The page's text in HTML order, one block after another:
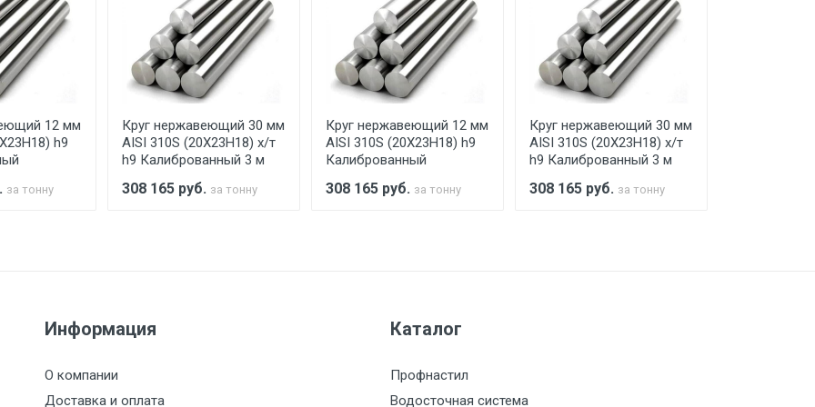
обязан обеспечить подъезные пути для разгружаемого а/м. На разгрузку автомобиля
индивидуально.
6500 с НДС 35р./км за МКАД
7500 с НДС 35р./км за МКАД
12 мм
h9
за тонну
Круг нержавеющий 30 мм
AISI 310S (20Х23Н18) х/т
h9 Калиброванный 3 м
308 165 руб. за тонну
Круг нержавеющий 12 мм
AISI 310S (20Х23Н18) h9
Калиброванный
308 165 руб. за тонну
Круг нержавеющий 30 мм
AISI 310S (20Х23Н18) х/т
h9 Калиброванный 3 м
308 165 руб. за тонну
Информация
О компании
Доставка и оплата
Каталог
Профнастил
Водосточная система